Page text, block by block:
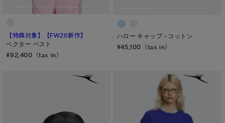
【特典対象】
【FW26新作】
ベクター ベスト
¥92,400（tax in）
ハロー キャップ - コットン
¥45,100（tax in）